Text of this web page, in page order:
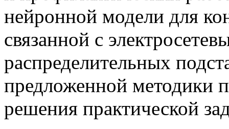
нейронной модели для
связанной с
распределительных
предложенной методики
решения практической